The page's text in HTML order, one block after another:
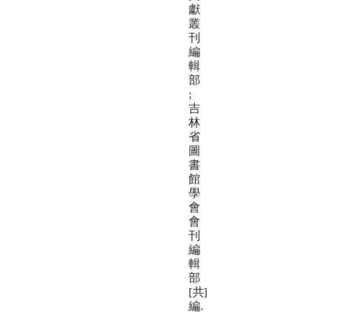
獻
叢
刊
編
輯
部
;
吉
林
省
圖
書
館
學
會
會
刊
編
輯
部
[共]
編.